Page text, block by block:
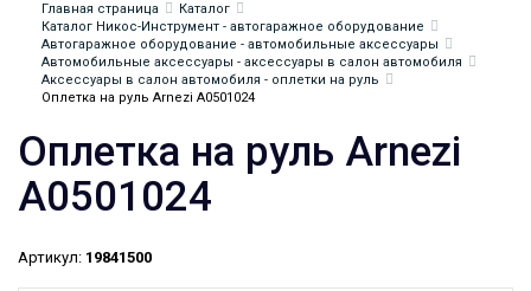
Главная страница
Каталог
Каталог Никос-Инструмент - автогаражное оборудование
Автогаражное оборудование - автомобильные аксессуары
Автомобильные аксессуары - аксессуары в салон автомобиля
Аксессуары в салон автомобиля - оплетки на руль
Оплетка на руль Arnezi A0501024
Оплетка на руль Arnezi
A0501024
Артикул: 19841500